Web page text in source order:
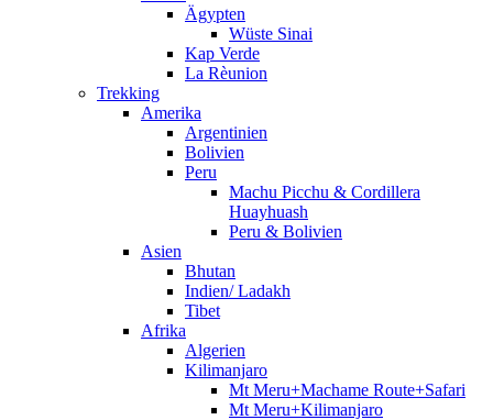
Ägypten
Wüste Sinai
Kap Verde
La Rèunion
Trekking
Amerika
Argentinien
Bolivien
Peru
Machu Picchu & Cordillera
Huayhuash
Peru & Bolivien
Asien
Bhutan
Indien/ Ladakh
Tibet
Afrika
Algerien
Kilimanjaro
Mt Meru+Machame Route+Safari
Mt Meru+Kilimanjaro